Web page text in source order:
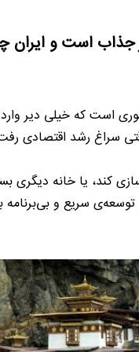
است و ایران
کشوری است که خیلی
رشد اقتصادی
کند، یا خانه دیگری
سریع و